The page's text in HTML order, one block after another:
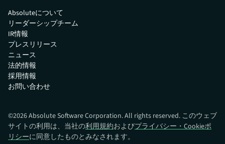
Absoluteについて
リーダーシップチーム
IR情報
プレスリリース
ニュース
法的情報
採用情報
お問い合わせ
©2026Absolute Software Corporation. All rights reserved. このウェブ
サイトの利用は、当社の利用規約およびプライバシー・Cookieポ
リシーに同意したものとみなされます。